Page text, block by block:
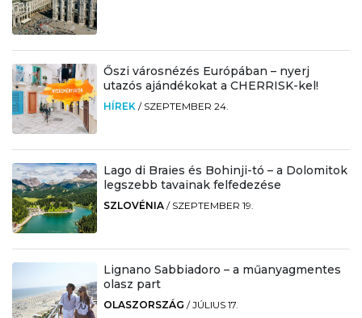
Őszi városnézés Európában – nyerj
utazós ajándékokat a CHERRISK-kel!
HÍREK / SZEPTEMBER 24.
Lago di Braies és Bohinji-tó – a Dolomitok
legszebb tavainak felfedezése
SZLOVÉNIA / SZEPTEMBER 19.
Lignano Sabbiadoro – a műanyagmentes
olasz part
OLASZORSZÁG /JÚLIUS 17.